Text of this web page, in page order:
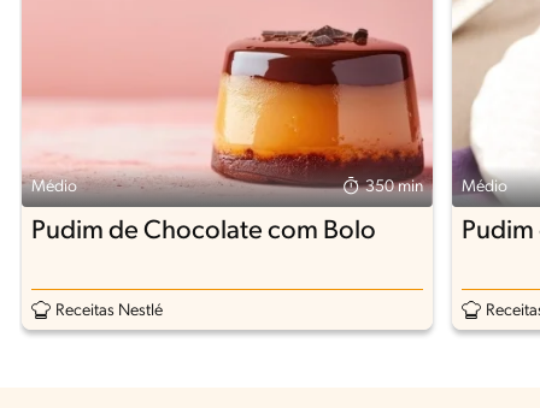
Médio 350 min
Pudim de Chocolate com Bolo
Receitas Nestlé
Médio
Pudim